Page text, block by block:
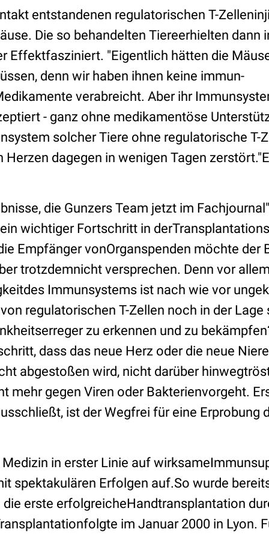
entstandenen regulatorischen T-
Die so behandelten Tiereerhielten dann
Effektfasziniert. "Eigentlich hätten die
denn wir haben ihnen keine immun-
verabreicht. Aber ihr
- ganz ohne medikamentöse
solcher Tiere ohne regulatorische T-
dagegen in wenigen Tagen
die Gunzers Team jetzt im Fachjournal"
wichtiger Fortschritt in
Empfänger vonOrganspenden möchte der
trotzdemnicht versprechen. Denn vor
Immunsystems ist nach wie vor
regulatorischen T-Zellen noch in der Lage
zu erkennen und zu
dass das neue Herz oder die neue
abgestoßen wird, nicht darüber
mehr gegen Viren oder Bakterienvorgeht.
ist der Wegfrei für eine Erprobung
in erster Linie auf
spektakulären Erfolgen auf.So wurde
die erste erfolgreicheHandtransplantation
im Januar 2000 in Lyon.